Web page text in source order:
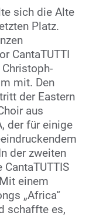
sich die Alte
Platz.
CantaTUTTI
mit. Den
der Eastern
aus
der für einige
der zweiten
einem
„Africa“
schaffte es,